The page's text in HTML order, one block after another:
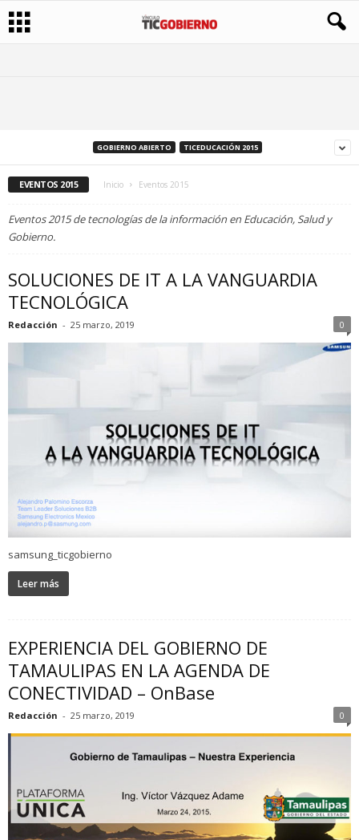
GOBIERNO ABIERTO TICEDUCACIÓN 2015
EVENTOS 2015 Inicio Eventos 2015
Eventos 2015 de tecnologías de la información en Educación, Salud y
Gobierno.
SOLUCIONES DE IT A LA VANGUARDIA
TECNOLÓGICA
Redacción - 25 marzo, 2019 0
samsung_ticgobierno
Leer más
EXPERIENCIA DEL GOBIERNO DE
TAMAULIPAS EN LA AGENDA DE
CONECTIVIDAD – OnBase
Redacción - 25 marzo, 2019 0